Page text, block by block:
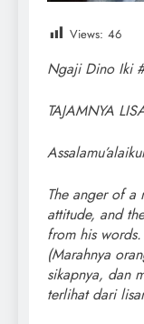
Views: 46
Ngaji Dino Iki
TAJAMNYA
The anger of a
attitude, and
from his words.
(Marahnya
sikapnya, dan
terlihat dari